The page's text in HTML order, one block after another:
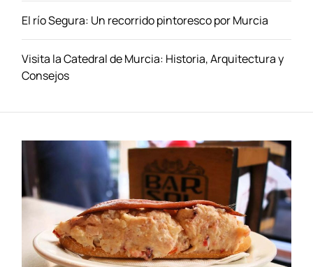
s
d
e
n
i
:
G
u
í
El río Segura: Un recorrido pintoresco por Murcia
Visita la Catedral de Murcia: Historia, Arquitectura y
Consejos